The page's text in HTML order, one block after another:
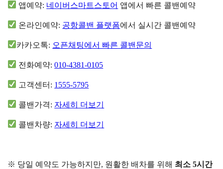
앱예약: 네이버스마트스토어 앱에서 빠른 콜밴예약
온라인예약: 공항콜밴 플랫폼에서 실시간 콜밴예약
카카오톡: 오픈채팅에서 빠른 콜밴문의
전화예약:010-4381-0105
고객센터: 1555-5795
콜밴가격: 자세히 더보기
콜밴차량: 자세히 더보기
※ 당일 예약도 가능하지만, 원활한 배차를 위해 최소 5시간